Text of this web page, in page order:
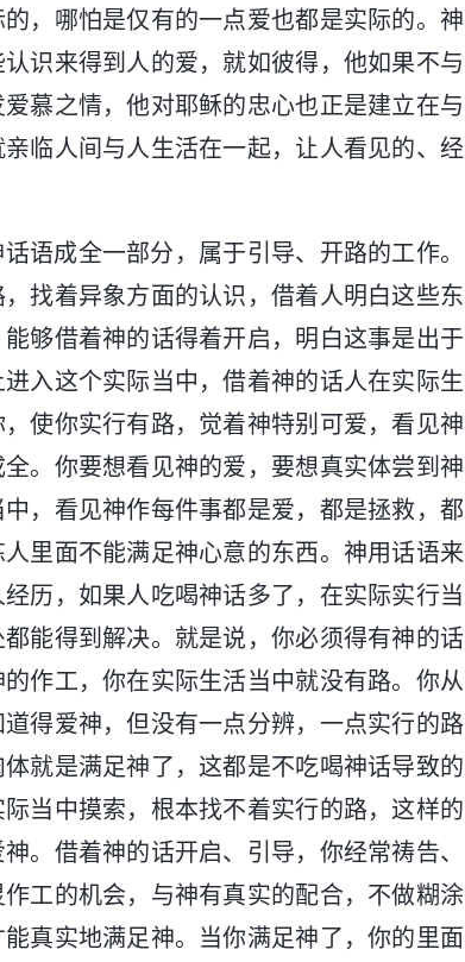
，哪怕是仅有的一点爱也都是实际的。神
识来得到人的爱，就如彼得，他如果不与
慕之情，他对耶稣的忠心也正是建立在与
临人间与人生活在一起，让人看见的、经
语成全一部分，属于引导、开路的工作。
找着异象方面的认识，借着人明白这些东
够借着神的话得着开启，明白这事是出于
入这个实际当中，借着神的话人在实际生
使你实行有路，觉着神特别可爱，看见神
。你要想看见神的爱，要想真实体尝到神
，看见神作每件事都是爱，都是拯救，都
里面不能满足神心意的东西。神用话语来
历，如果人吃喝神话多了，在实际实行当
能得到解决。就是说，你必须得有神的话
作工，你在实际生活当中就没有路。你从
得爱神，但没有一点分辨，一点实行的路
就是满足神了，这都是不吃喝神话导致的
当中摸索，根本找不着实行的路，这样的
。借着神的话开启、引导，你经常祷告、
工的机会，与神有真实的配合，不做糊涂
真实地满足神。当你满足神了，你的里面